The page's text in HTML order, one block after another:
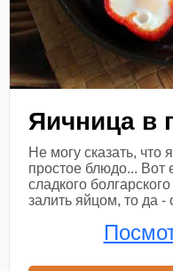
Яичница в
Не могу сказать, что
простое блюдо... Вот
сладкого
залить яйцом, то да -